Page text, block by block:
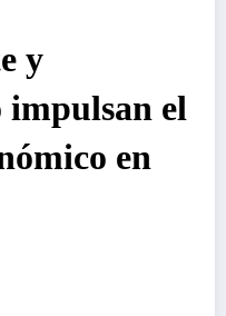
y
el
en